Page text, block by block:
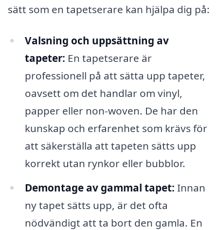
sätt som en tapetserare kan hjälpa dig på:
Valsning och uppsättning av
tapeter: En tapetserare är
professionell på att sätta upp tapeter,
oavsett om det handlar om vinyl,
papper eller non-woven. De har den
kunskap och erfarenhet som krävs för
att säkerställa att tapeten sätts upp
korrekt utan rynkor eller bubblor.
Demontage av gammal tapet: Innan
ny tapet sätts upp, är det ofta
nödvändigt att ta bort den gamla. En